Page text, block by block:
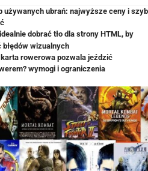
używanych ubrań: najwyższe ceny i
dobrać tło dla strony HTML, by
błędów wizualnych
rowerowa pozwala jeździć
wymogi i ograniczenia